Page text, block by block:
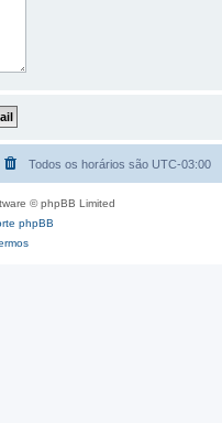
Todos os horários são UTC-03:00
© phpBB Limited
phpBB